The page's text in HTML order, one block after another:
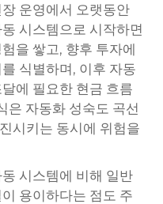
운영에서 오랫동안
시스템으로 시작하면
을 쌓고, 향후 투자에
식별하며, 이후 자동
에 필요한 현금 흐름
은 자동화 성숙도 곡선
시키는 동시에 위험을
시스템에 비해 일반
용이하다는 점도 주